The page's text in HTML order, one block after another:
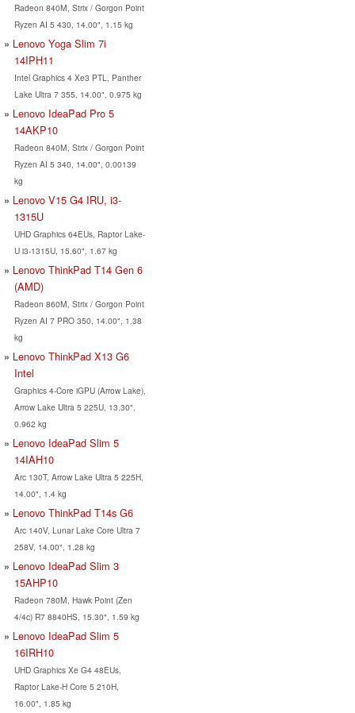
Radeon 840M, Strix / Gorgon Point
Ryzen AI 5 430, 14.00", 1.15 kg
Lenovo Yoga Slim 7i
14IPH11
Intel Graphics 4 Xe3 PTL, Panther
Lake Ultra 7 355, 14.00", 0.975 kg
Lenovo IdeaPad Pro 5
14AKP10
Radeon 840M, Strix / Gorgon Point
Ryzen AI 5 340, 14.00", 0.00139
kg
Lenovo V15 G4 IRU, i3-
1315U
UHD Graphics 64EUs, Raptor Lake-
U i3-1315U, 15.60", 1.67 kg
Lenovo ThinkPad T14 Gen 6
(AMD)
Radeon 860M, Strix / Gorgon Point
Ryzen AI 7 PRO 350, 14.00", 1.38
kg
Lenovo ThinkPad X13 G6
Intel
Graphics 4-Core iGPU (Arrow Lake),
Arrow Lake Ultra 5 225U, 13.30",
0.962 kg
Lenovo IdeaPad Slim 5
14IAH10
Arc 130T, Arrow Lake Ultra 5 225H,
14.00", 1.4 kg
Lenovo ThinkPad T14s G6
Arc 140V, Lunar Lake Core Ultra 7
258V, 14.00", 1.28 kg
Lenovo IdeaPad Slim 3
15AHP10
Radeon 780M, Hawk Point (Zen
4/4c) R7 8840HS, 15.30", 1.59 kg
Lenovo IdeaPad Slim 5
16IRH10
UHD Graphics Xe G4 48EUs,
Raptor Lake-H Core 5 210H,
16.00", 1.85 kg